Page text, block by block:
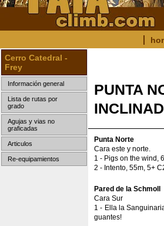
Cerro Catedral -
Frey
Información general
Lista de rutas por
grado
Agujas y vias no
graficadas
Articulos
Re-equipamientos
PUNTA
Punta Norte
Cara este y norte.
1 - Pigs on the wind,
2 - Intento, 55m, 5+
Pared de la Schmoll
Cara Sur
1 - Ella la
guantes!